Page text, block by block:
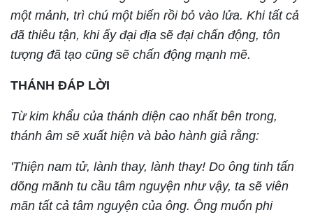
một mảnh, trì chú một biến rồi bỏ vào lửa. Khi tất cả
đã thiêu tận, khi ấy đại địa sẽ đại chấn động, tôn
tượng đã tạo cũng sẽ chấn động mạnh mẽ.
THÁNH ĐÁP LỜI
Từ kim khẩu của thánh diện cao nhất bên trong,
thánh âm sẽ xuất hiện và bảo hành giả rằng:
'Thiện nam tử, lành thay, lành thay! Do ông tinh tấn
dõng mãnh tu cầu tâm nguyện như vậy, ta sẽ viên
mãn tất cả tâm nguyện của ông. Ông muốn phi